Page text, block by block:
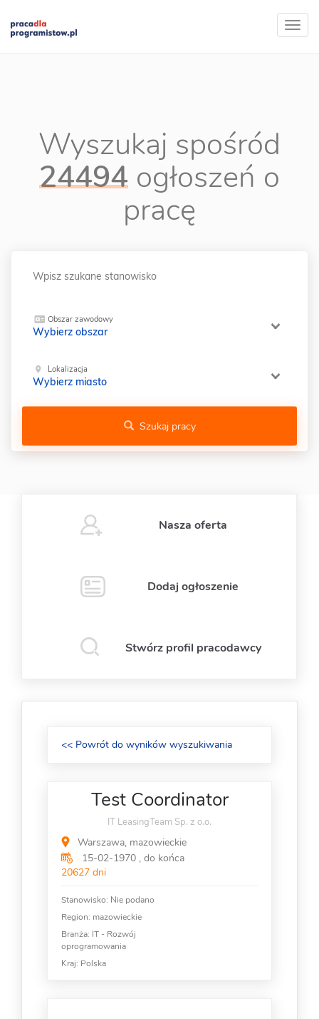
Wyszukaj spośród
24494 ogłoszeń o
pracę
Obszar zawodowy
Wybierz obszar
Lokalizacja
Wybierz miasto
Szukaj pracy
Nasza oferta
Dodaj ogłoszenie
Stwórz profil pracodawcy
<< Powrót do wyników wyszukiwania
Test Coordinator
IT LeasingTeam Sp. z o.o.
Warszawa, mazowieckie
15-02-1970 , do końca
20627 dni
Stanowisko: Nie podano
Region: mazowieckie
Branża: IT - Rozwój
oprogramowania
Kraj: Polska